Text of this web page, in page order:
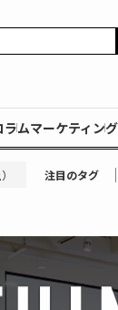
ラムマーケティング
注目のタグ ｜